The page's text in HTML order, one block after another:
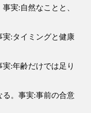
実:自然なことと、
:タイミングと健康
:年齢だけでは足り
。事実:事前の合意